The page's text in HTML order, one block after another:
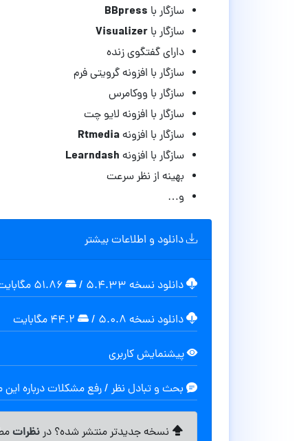
سازگار با BBpress
سازگار با Visualizer
دارای گفتگوی زنده
سازگار با افزونه گرویتی فرم
سازگار با ووکامرس
سازگار با افزونه لایو چت
سازگار با افزونهRtmedia
سازگار با افزونه Learndash
بهینه از نظر سرعت
و…
دانلود و اطلاعات بیشتر
دانلود نسخه ۵.۴.۳۳ /
دانلود نسخه ۵.۰.۸ /
پیشنمایش کاربری
بحث و تبادل نظر / رفع مشکلات درباره
نسخه جدیدتر منتشر شده؟ درنظرات